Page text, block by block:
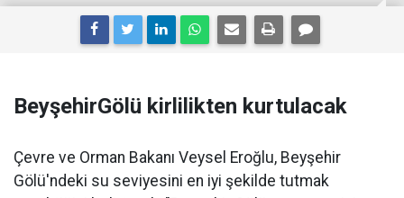
BeyşehirGölü kirlilikten kurtulacak
Çevre ve Orman Bakanı Veysel Eroğlu, Beyşehir
Gölü'ndeki su seviyesini en iyi şekilde tutmak